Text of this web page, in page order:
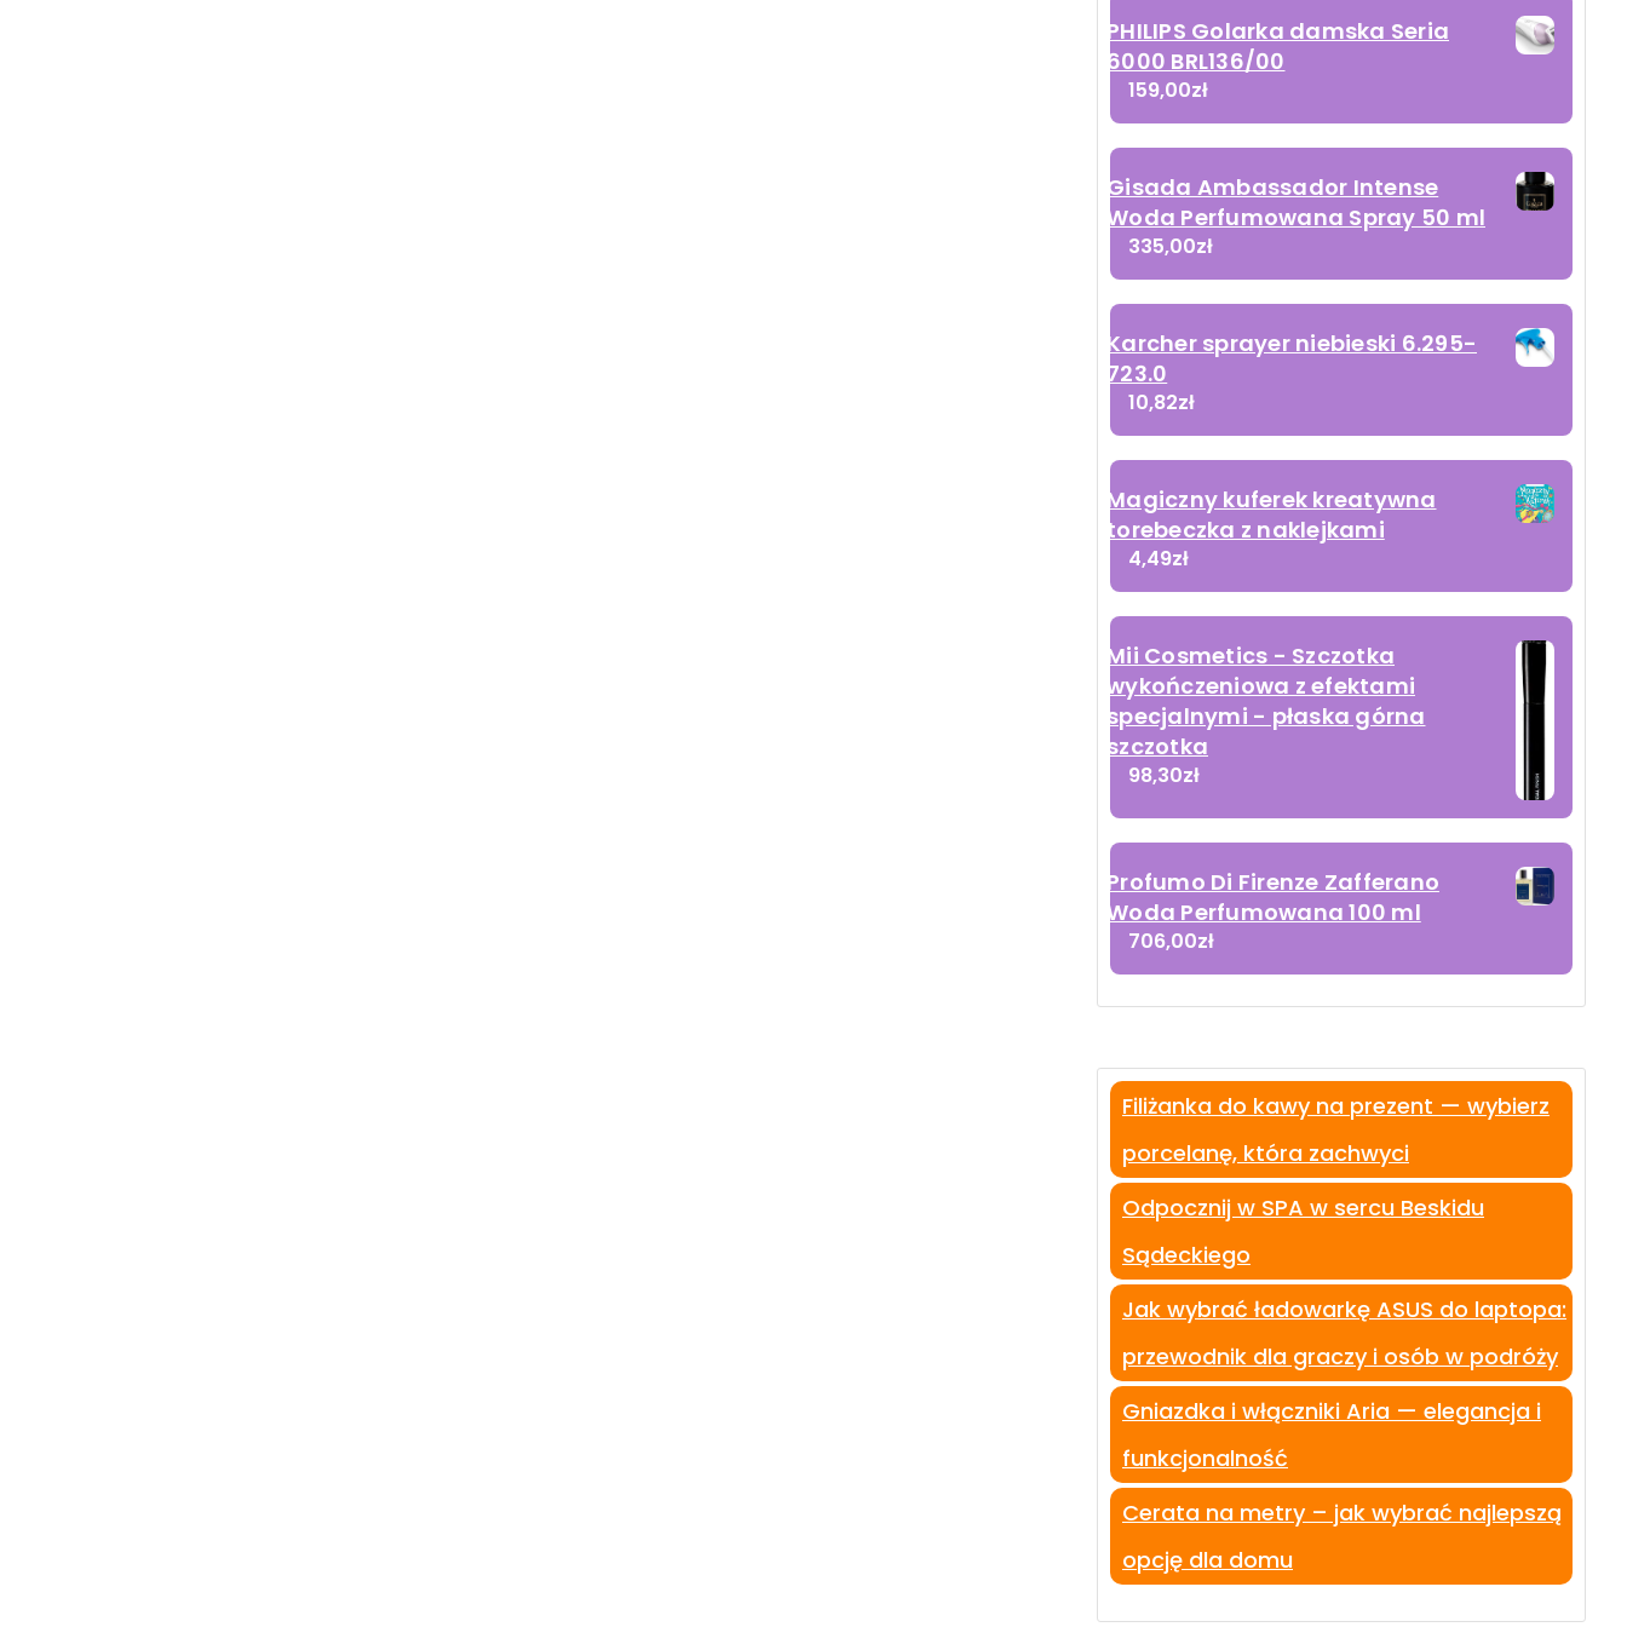
PHILIPS Golarka damska Seria
6000 BRL136/00
159,00zł
Gisada Ambassador Intense
Woda Perfumowana Spray 50 ml
335,00zł
Karcher sprayer niebieski 6.295-
723.0
10,82zł
Magiczny kuferek kreatywna
torebeczka z naklejkami
4,49zł
Mii Cosmetics - Szczotka
wykończeniowa z efektami
specjalnymi - płaska górna
szczotka
98,30zł
Profumo Di Firenze Zafferano
Woda Perfumowana 100 ml
706,00zł
Filiżanka do kawy na prezent — wybierz
porcelanę, która zachwyci
Odpocznij w SPA w sercu Beskidu
Sądeckiego
Jak wybrać ładowarkę ASUS do laptopa:
przewodnik dla graczy i osób w podróży
Gniazdka i włączniki Aria — elegancja i
funkcjonalność
Cerata na metry – jak wybrać najlepszą
opcję dla domu